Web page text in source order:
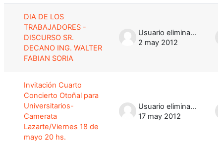
DIA DE LOS
TRABAJADORES -
DISCURSO SR.
DECANO ING. WALTER
FABIAN SORIA
Usuario eliminado
2 may 2012
Invitación Cuarto
Concierto Otoñal para
Universitarios-
Camerata
Lazarte/Viernes 18 de
mayo 20 hs.
Usuario eliminado
17 may 2012